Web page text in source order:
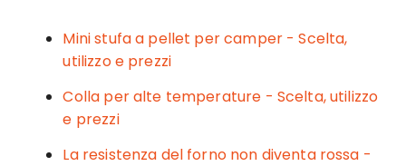
b
o
o
k
r st vi
Mini stufa a pellet per camper - Scelta,
utilizzo e prezzi
Colla per alte temperature - Scelta, utilizzo
e prezzi
La resistenza del forno non diventa rossa -